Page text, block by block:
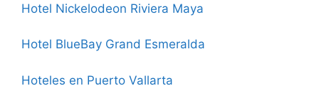
Hotel Nickelodeon Riviera Maya
Hotel BlueBay Grand Esmeralda
Hoteles en Puerto Vallarta